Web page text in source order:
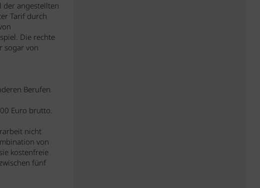
der angestellten
Tarif durch
Die rechte
sogar von
Berufen
Euro brutto.
nicht
von
kostenfreie
fünf